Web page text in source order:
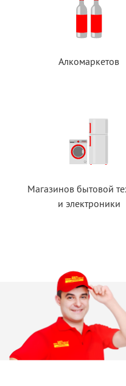
Алкомаркетов
Магазинов бытовой
и электроники